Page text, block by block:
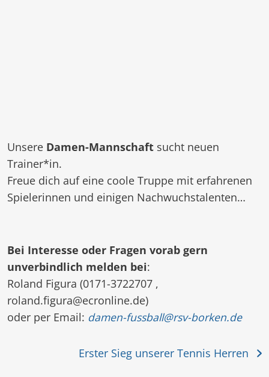
Unsere Damen-Mannschaft sucht neuen
Trainer*in.
Freue dich auf eine coole Truppe mit erfahrenen
Spielerinnen und einigen Nachwuchstalenten…
Bei Interesse oder Fragen vorab gern
unverbindlich melden bei:
Roland Figura (0171-3722707 ,
roland.figura@ecronline.de)
oder per Email: damen-fussball@rsv-borken.de
Erster Sieg unserer Tennis Herren